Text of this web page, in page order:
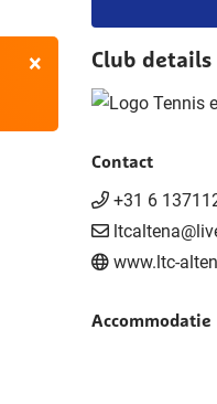
× Club details
Contact
+31 6
www.ltc-
Accommodatie